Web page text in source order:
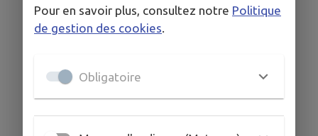
Pour en savoir plus, consultez notre Politique
de gestion des cookies.
Obligatoire